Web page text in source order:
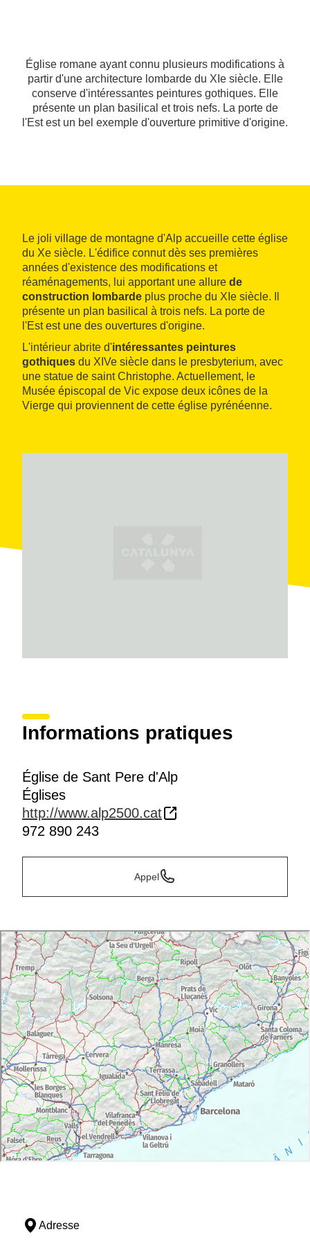
Église romane ayant connu plusieurs modifications à
partir d'une architecture lombarde du XIe siècle. Elle
conserve d'intéressantes peintures gothiques. Elle
présente un plan basilical et trois nefs. La porte de
l'Est est un bel exemple d'ouverture primitive d'origine.
Le joli village de montagne d'Alp accueille cette église
du Xe siècle. L'édifice connut dès ses premières
années d'existence des modifications et
réaménagements, lui apportant une allure de
construction lombarde plus proche du XIe siècle. Il
présente un plan basilical à trois nefs. La porte de
l'Est est une des ouvertures d'origine.
L'intérieur abrite d'intéressantes peintures
gothiques du XIVe siècle dans le presbyterium, avec
une statue de saint Christophe. Actuellement, le
Musée épiscopal de Vic expose deux icônes de la
Vierge qui proviennent de cette église pyrénéenne.
Informations pratiques
Église de Sant Pere d'Alp
Églises
http://www.alp2500.cat
972 890 243
Appel
Adresse